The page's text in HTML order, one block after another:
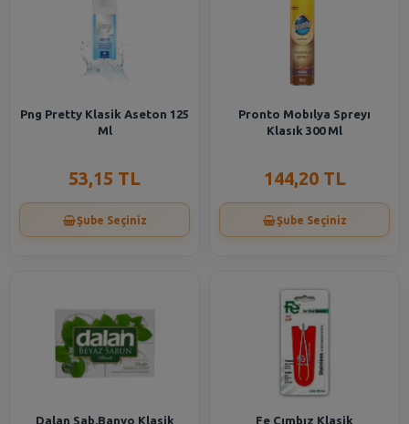
Png Pretty Klasik Aseton 125
Ml
53,15 TL
Şube Seçiniz
Pronto Mobılya Spreyı
Klasık 300 Ml
144,20 TL
Şube Seçiniz
Dalan Sab.Banyo Klasik
Fe Cımbız Klasik